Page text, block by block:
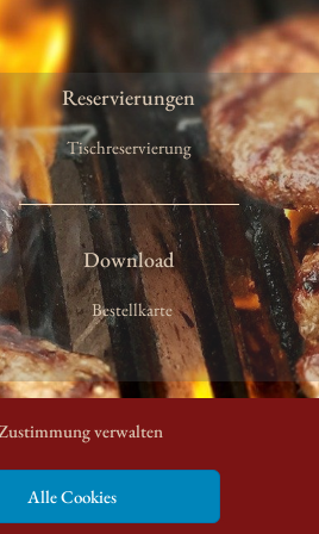
verwalten
Alle Cookies
Reservierungen
Tischreservierung
Download
Bestellkarte